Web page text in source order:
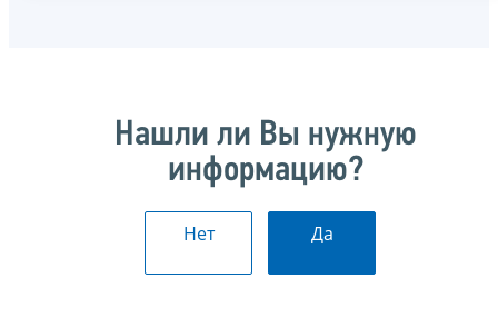
Нашли ли Вы нужную
информацию?
Нет Да